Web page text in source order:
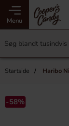
Menu
Startside Haribo
-58%